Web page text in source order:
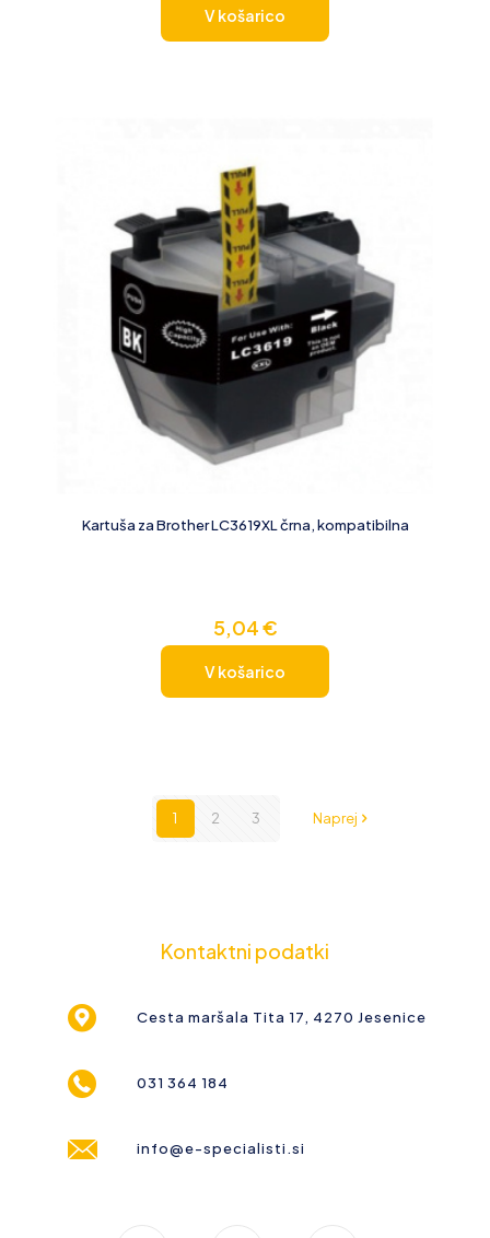
V košarico
Kartuša za Brother LC3619XL črna, kompatibilna
5,04€
V košarico
1 2 3 Naprej
Kontaktni podatki
Cesta maršala Tita 17, 4270 Jesenice
031 364 184
info@e-specialisti.si